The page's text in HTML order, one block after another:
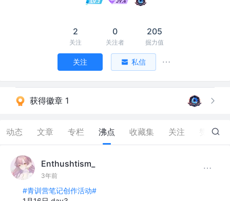
2
关注
0
关注者
205
掘力值
关注 私信
获得徽章 1
动态 文章 专栏 沸点 收藏集 关注 2
Enthushtism_
3年前
#青训营笔记创作活动#